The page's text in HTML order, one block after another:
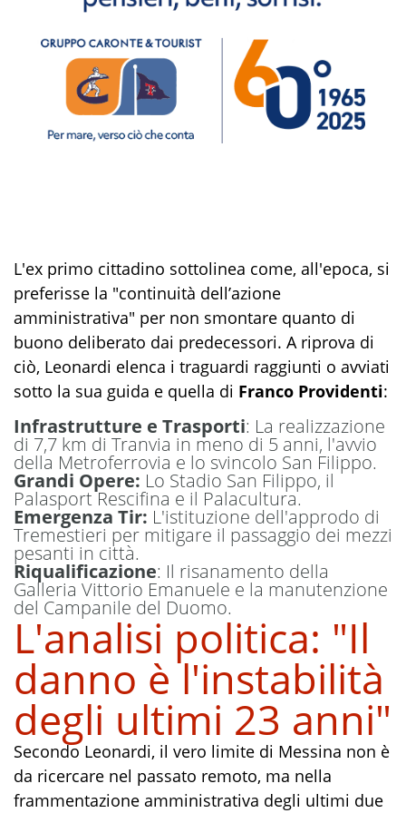
L'ex primo cittadino sottolinea come, all'epoca, si
preferisse la "continuità dell’azione
amministrativa" per non smontare quanto di
buono deliberato dai predecessori. A riprova di
ciò, Leonardi elenca i traguardi raggiunti o avviati
sotto la sua guida e quella di Franco Providenti:
Infrastrutture e Trasporti: La realizzazione
di 7,7 km di Tranvia in meno di 5 anni, l'avvio
della Metroferrovia e lo svincolo San Filippo.
Grandi Opere: Lo Stadio San Filippo, il
Palasport Rescifina e il Palacultura.
Emergenza Tir: L'istituzione dell'approdo di
Tremestieri per mitigare il passaggio dei mezzi
pesanti in città.
Riqualificazione: Il risanamento della
Galleria Vittorio Emanuele e la manutenzione
del Campanile del Duomo.
L'analisi politica: "Il
danno è l'instabilità
degli ultimi 23 anni"
Secondo Leonardi, il vero limite di Messina non è
da ricercare nel passato remoto, ma nella
frammentazione amministrativa degli ultimi due